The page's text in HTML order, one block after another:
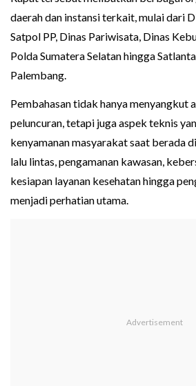
daerah dan instansi terkait, mulai dari
Satpol PP, Dinas Pariwisata, Dinas
Polda Sumatera Selatan hingga
Palembang.
Pembahasan tidak hanya menyangkut
peluncuran, tetapi juga aspek teknis
kenyamanan masyarakat saat berada
lalu lintas, pengamanan kawasan,
kesiapan layanan kesehatan hingga
menjadi perhatian utama.